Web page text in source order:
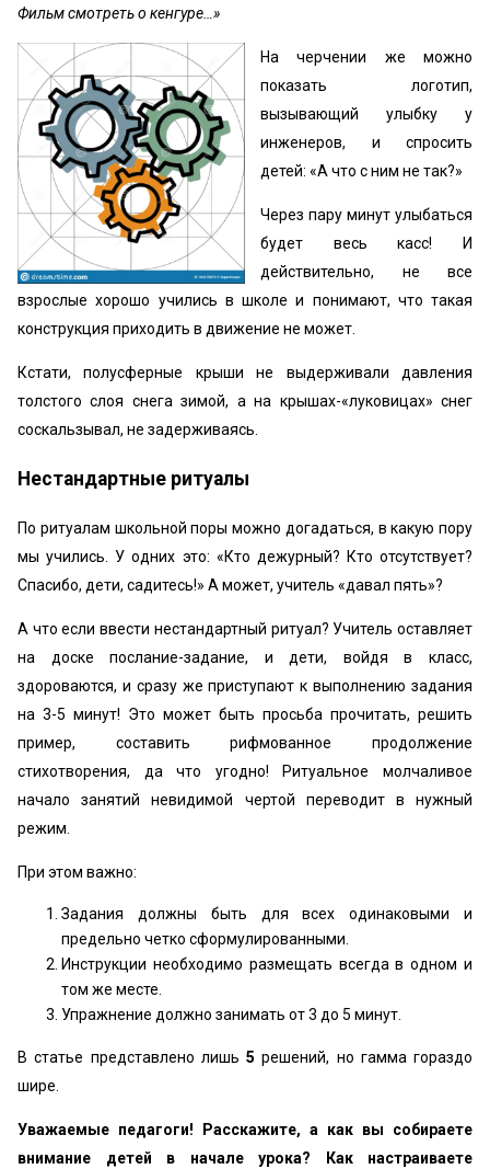
Фильм смотреть о кенгуре…»
На черчении же можно
показать логотип,
вызывающий улыбку у
инженеров, и спросить
детей: «А что с ним не так?»
Через пару минут улыбаться
будет весь касс! И
действительно, не все
взрослые хорошо учились в школе и понимают, что такая
конструкция приходить в движение не может.
Кстати, полусферные крыши не выдерживали давления
толстого слоя снега зимой, а на крышах-«луковицах» снег
соскальзывал, не задерживаясь.
Нестандартные ритуалы
По ритуалам школьной поры можно догадаться, в какую пору
мы учились. У одних это: «Кто дежурный? Кто отсутствует?
Спасибо, дети, садитесь!» А может, учитель «давал пять»?
А что если ввести нестандартный ритуал? Учитель оставляет
на доске послание-задание, и дети, войдя в класс,
здороваются, и сразу же приступают к выполнению задания
на 3-5 минут! Это может быть просьба прочитать, решить
пример, составить рифмованное продолжение
стихотворения, да что угодно! Ритуальное молчаливое
начало занятий невидимой чертой переводит в нужный
режим.
При этом важно:
Задания должны быть для всех одинаковыми и
предельно четко сформулированными.
Инструкции необходимо размещать всегда в одном и
том же месте.
Упражнение должно занимать от 3 до 5 минут.
В статье представлено лишь 5 решений, но гамма гораздо
шире.
Уважаемые педагоги! Расскажите, а как вы собираете
внимание детей в начале урока? Как настраиваете